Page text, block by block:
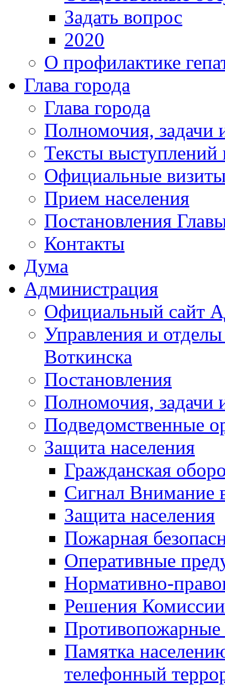
Задать вопрос
2020
О профилактике
Глава города
Глава города
Полномочия, задачи
Тексты выступлений
Официальные
Прием населения
Постановления
Контакты
Дума
Администрация
Официальный сайт
Управления и
Воткинска
Постановления
Полномочия, задачи
Подведомственные
Защита населения
Гражданская
Сигнал Внимание
Защита населения
Пожарная
Оперативные
Нормативно-
Решения
Противопожарные
Памятка
телефонный